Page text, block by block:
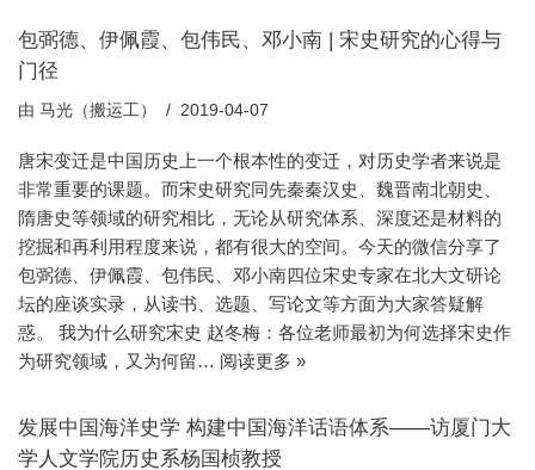
包弼德、伊佩霞、包伟民、邓小南 | 宋史研究的心得与
门径
由 马光（搬运工） 2019-04-07
唐宋变迁是中国历史上一个根本性的变迁，对历史学者来说是
非常重要的课题。而宋史研究同先秦秦汉史、魏晋南北朝史、
隋唐史等领域的研究相比，无论从研究体系、深度还是材料的
挖掘和再利用程度来说，都有很大的空间。今天的微信分享了
包弼德、伊佩霞、包伟民、邓小南四位宋史专家在北大文研论
坛的座谈实录，从读书、选题、写论文等方面为大家答疑解
惑。 我为什么研究宋史 赵冬梅：各位老师最初为何选择宋史作
为研究领域，又为何留… 阅读更多 »
发展中国海洋史学 构建中国海洋话语体系——访厦门大
学人文学院历史系杨国桢教授